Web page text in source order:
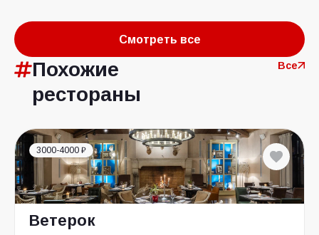
Смотреть все
Похожие
рестораны
Все
3000-4000 ₽
Ветерок